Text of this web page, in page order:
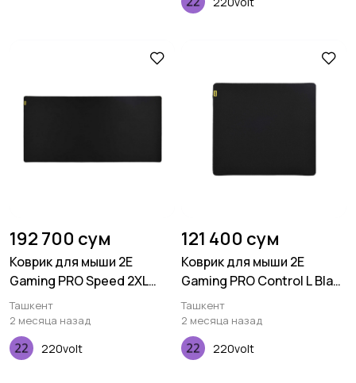
192 700 сум
Коврик для мыши 2E
Gaming PRO Speed 2XL
Black (940*450*4 мм)
Ташкент
2 месяца назад
220volt
121 400 сум
Коврик для мыши 2E
Gaming PRO Control L Black
(450*400*3 мм)
Ташкент
2 месяца назад
220volt